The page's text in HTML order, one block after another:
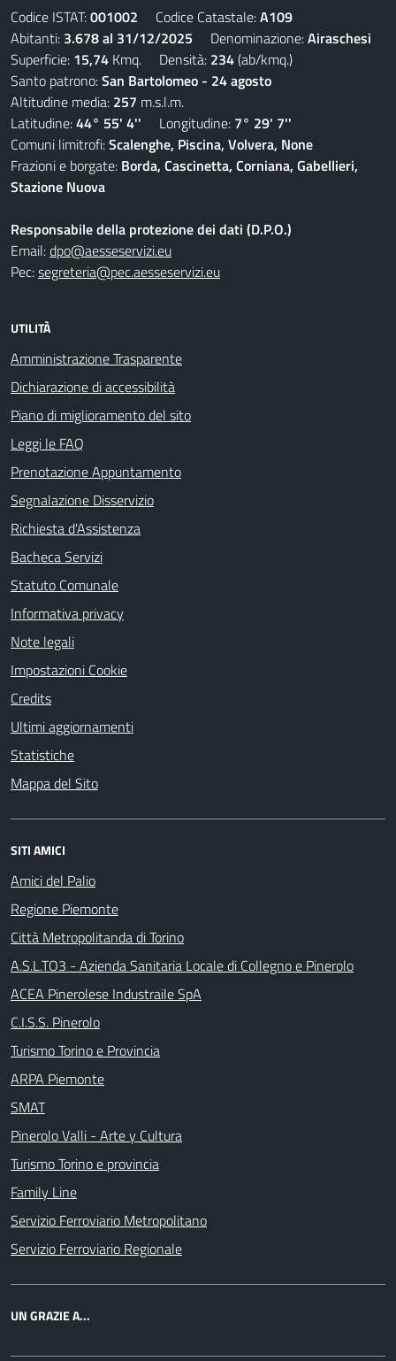
Codice ISTAT:001002 Codice Catastale:A109
Abitanti: 3.678 al 31/12/2025 Denominazione:Airaschesi
Superficie: 15,74 Kmq. Densità: 234(ab/kmq.)
Santo patrono:San Bartolomeo - 24 agosto
Altitudine media: 257 m.s.l.m.
Latitudine:44° 55' 4'' Longitudine: 7° 29' 7''
Comuni limitrofi:Scalenghe, Piscina, Volvera, None
Frazioni e borgate: Borda, Cascinetta, Corniana, Gabellieri,
Stazione Nuova
Responsabile della protezione dei dati (D.P.O.)
Email:dpo@aesseservizi.eu
Pec:segreteria@pec.aesseservizi.eu
UTILITÀ
Amministrazione Trasparente
Dichiarazione di accessibilità
Piano di miglioramento del sito
Leggi le FAQ
Prenotazione Appuntamento
Segnalazione Disservizio
Richiesta d'Assistenza
Bacheca Servizi
Statuto Comunale
Informativa privacy
Note legali
Impostazioni Cookie
Credits
Ultimi aggiornamenti
Statistiche
Mappa del Sito
SITI AMICI
Amici del Palio
Regione Piemonte
Città Metropolitanda di Torino
A.S.L.TO3 - Azienda Sanitaria Locale di Collegno e Pinerolo
ACEA Pinerolese Industraile SpA
C.I.S.S. Pinerolo
Turismo Torino e Provincia
ARPA Piemonte
SMAT
Pinerolo Valli - Arte y Cultura
Turismo Torino e provincia
Family Line
Servizio Ferroviario Metropolitano
Servizio Ferroviario Regionale
UN GRAZIE A...